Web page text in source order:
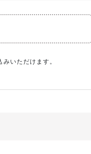
いただけます。